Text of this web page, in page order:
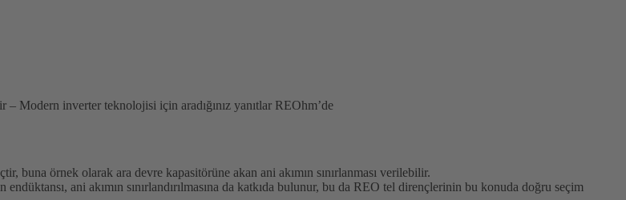
Modern inverter teknolojisi için aradığınız yanıtlar REOhm’de
buna örnek olarak ara devre kapasitörüne akan ani akımın sınırlanması verilebilir.
ani akımın sınırlandırılmasına da katkıda bulunur, bu da REO tel dirençlerinin bu konuda doğru seçim